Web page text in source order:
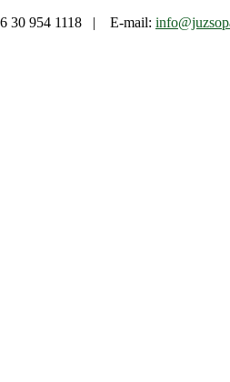
30 954 1118 | E-mail: